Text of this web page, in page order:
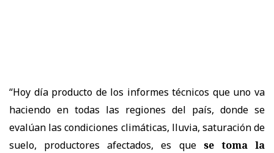
“Hoy día producto de los informes técnicos que uno va
haciendo en todas las regiones del país, donde se
evalúan las condiciones climáticas, lluvia, saturación de
suelo, productores afectados, es que se toma la